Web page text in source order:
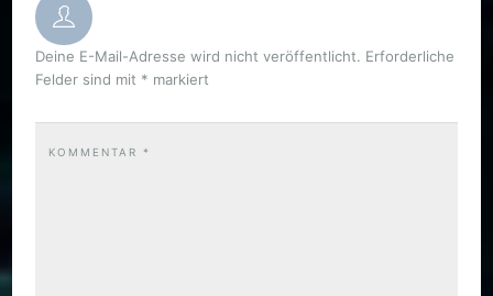
Deine E-Mail-Adresse wird nicht veröffentlicht. Erforderliche
Felder sind mit * markiert
KOMMENTAR *